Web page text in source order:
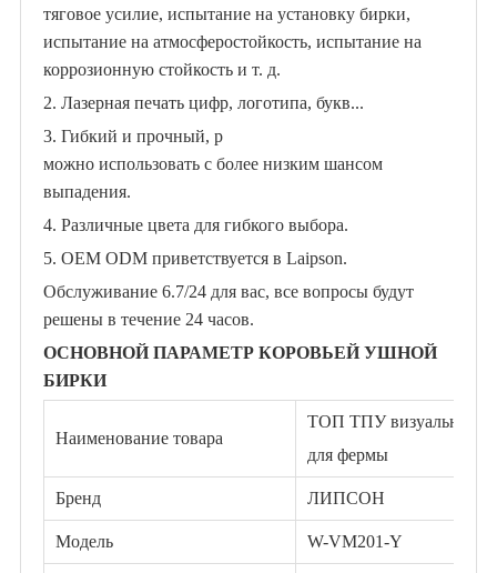
тяговое усилие, испытание на установку бирки,
испытание на атмосферостойкость, испытание на
коррозионную стойкость и т. д.
2. Лазерная печать цифр, логотипа, букв...
3. Гибкий и прочный, р
можно использовать с более низким шансом
выпадения.
4. Различные цвета для гибкого выбора.
5. OEM ODM приветствуется в Laipson.
Обслуживание 6.7/24 для вас, все вопросы будут
решены в течение 24 часов.
ОСНОВНОЙ ПАРАМЕТР КОРОВЬЕЙ УШНОЙ
БИРКИ
Наименование товара
ТОП ТПУ визуальная
для фермы
Бренд ЛИПСОН
Модель W-VM201-Y